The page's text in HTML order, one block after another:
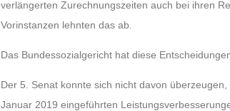
verlängerten Zurechnungszeiten auch bei ihren
Vorinstanzen lehnten das ab.
Das Bundessozialgericht hat diese
Der 5. Senat konnte sich nicht davon
Januar 2019 eingeführten